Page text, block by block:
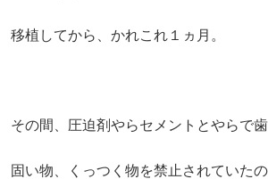
移植してから、かれこれ１ヵ月。
その間、圧迫剤やらセメントとやらで
固い物、くっつく物を禁止されていた